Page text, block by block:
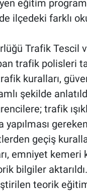
eğitim
ilçedeki farklı
Trafik Tescil
trafik polisleri
kuralları,
şekilde
trafik
yapılması
geçiş
emniyet kemeri
bilgiler aktarıldı.
teorik